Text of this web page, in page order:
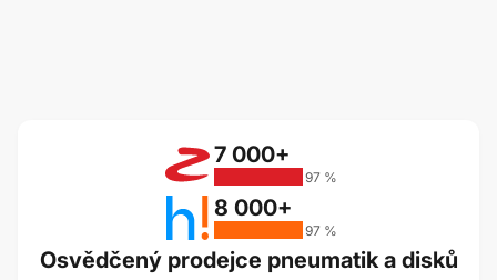
Osvědčený prodejce pneumatik a disků
7 000+
97 %
8 000+
97 %